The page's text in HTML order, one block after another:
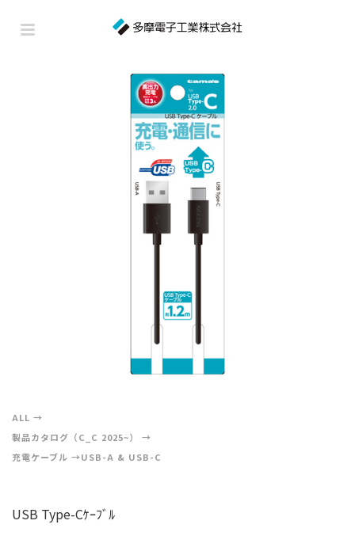
ALL
製品カタログ（C_C 2025~）
充電ケーブル
USB-A & USB-C
USB Type-Cｹｰﾌﾞﾙ